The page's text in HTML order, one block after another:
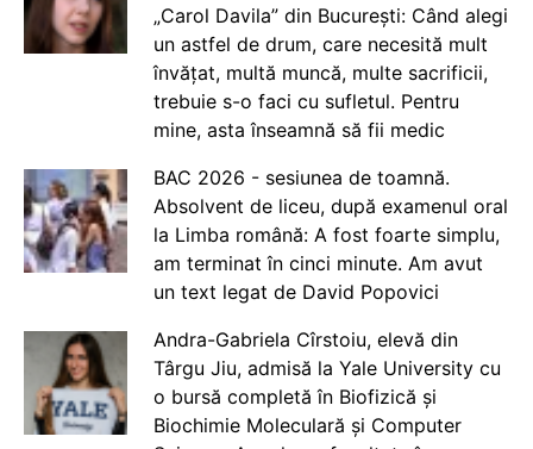
„Carol Davila” din București: Când alegi
un astfel de drum, care necesită mult
învățat, multă muncă, multe sacrificii,
trebuie s-o faci cu sufletul. Pentru
mine, asta înseamnă să fii medic
BAC 2026 - sesiunea de toamnă.
Absolvent de liceu, după examenul oral
la Limba română: A fost foarte simplu,
am terminat în cinci minute. Am avut
un text legat de David Popovici
Andra-Gabriela Cîrstoiu, elevă din
Târgu Jiu, admisă la Yale University cu
o bursă completă în Biofizică și
Biochimie Moleculară și Computer